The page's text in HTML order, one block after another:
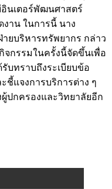
อินเตอร์พัฒนศาสตร์
งาน ในการนี้ นาง
ยบริหารทรัพยากร กล่าว
จกรรมในครั้งนี้จัดขึ้นเพื่อ
บทราบถึงระเบียบข้อ
ชี้แจงการบริการต่าง ๆ
ปกครองและวิทยาลัยอีก